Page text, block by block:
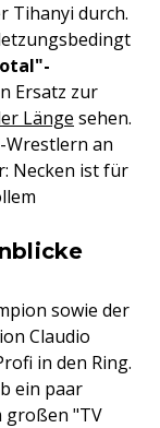
Tihanyi durch.
Ersatz zur
Länge sehen.
Wrestlern an
Necken ist für
sowie der
Claudio
in den Ring.
ein paar
großen "TV